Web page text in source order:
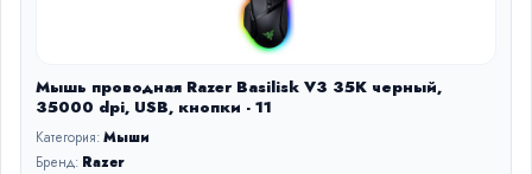
Мышь проводная Razer Basilisk V3 35K черный,
35000 dpi, USB, кнопки - 11
Категория:Мыши
Бренд: Razer